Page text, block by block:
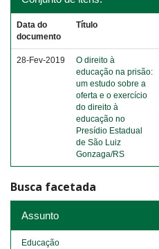
Data do
documento
Título
28-Fev-2019
O direito à
educação na prisão:
um estudo sobre a
oferta e o exercício
do direito à
educação no
Presídio Estadual
de São Luiz
Gonzaga/RS
Busca facetada
Assunto
Educação